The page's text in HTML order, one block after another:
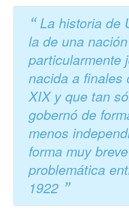
La historia de
la de una nación
particularmente
nacida a finales
XIX y que tan
gobernó de
menos
forma muy
problemática
1922